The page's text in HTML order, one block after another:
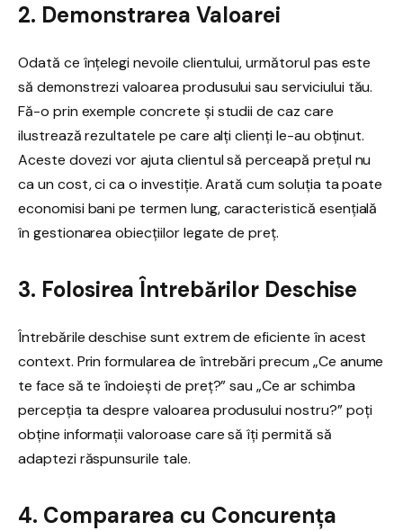
2. Demonstrarea Valoarei
Odată ce înțelegi nevoile clientului, următorul pas este
să demonstrezi valoarea produsului sau serviciului tău.
Fă-o prin exemple concrete și studii de caz care
ilustrează rezultatele pe care alți clienți le-au obținut.
Aceste dovezi vor ajuta clientul să perceapă prețul nu
ca un cost, ci ca o investiție. Arată cum soluția ta poate
economisi bani pe termen lung, caracteristică esențială
în gestionarea obiecțiilor legate de preț.
3. Folosirea Întrebărilor Deschise
Întrebările deschise sunt extrem de eficiente în acest
context. Prin formularea de întrebări precum „Ce anume
te face să te îndoiești de preț?” sau „Ce ar schimba
percepția ta despre valoarea produsului nostru?” poți
obține informații valoroase care să îți permită să
adaptezi răspunsurile tale.
4. Compararea cu Concurența